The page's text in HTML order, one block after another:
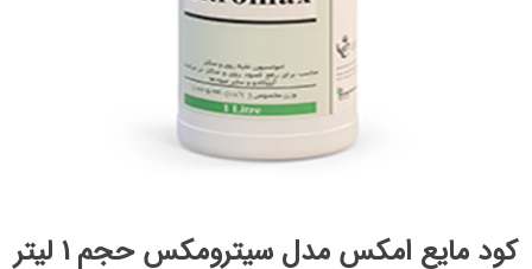
کود مایع امکس مدل سیترومکس حجم 1 لیتر